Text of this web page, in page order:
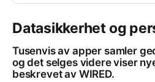
opplæring.
Datasikkerhet og
Tusenvis av apper samler
og det selges videre viser
beskrevet av WIRED.